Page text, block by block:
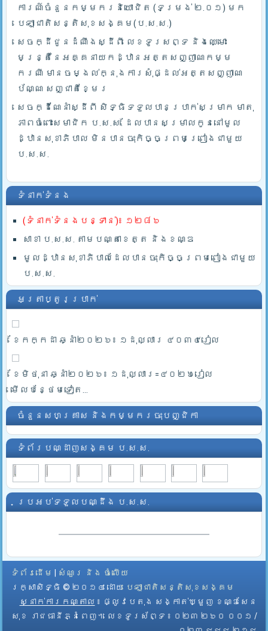
ការណ៍ចំនួនកម្មករនិយោជិត (ទម្រង់ ២.០១) មក
បេឡាជាតិសន្តិសុខសង្គម(ប.ស.ស.)
សេចក្ដីជូនដំណឹងស្ដីពី លេខទូរសព្ទ និងឈ្មោះ
មន្រ្តីនៃអគ្គនាយកដ្ឋានអត្តសញ្ញាណកម្ម
ករណី មានចម្ងល់ក្នុងការសុំផ្ដល់អត្តសញ្ញាណ
ប័ណ្ណ សញ្ជាតិខ្មែរ
សេចក្ដីណែនាំស្ដីពី សិទ្ធិទទួលបានប្រាក់សម្រាក មាតុ
ភាពចំពោះសមាជិក ប.ស.ស. ដែលបានសម្រាលកូននៅមូល
ដ្ឋានសុខាភិបាល មិនបានចុះកិច្ចព្រមព្រៀងជាមួយ
ប.ស.ស.
ទំនាក់ទំនង
(ទំនាក់ទំនងបន្ទាន់)៖ ១២៨៦
សាខា ប.ស.ស. តាមបណ្តាខេត្ត និងខណ្ឌ
មូលដ្ឋានសុខាភិបាលដែលបានចុះកិច្ចព្រមពៀងជាមួយ
ប.ស.ស.
អត្រាប្តូរប្រាក់
ខែកក្កដា ឆ្នាំ២០២៦៖ ១ដុល្លារ ៤០៣៤រៀល
ខែមិថុនា ឆ្នាំ២០២៦៖ ១ដុល្លារ=៤០២៦រៀល
មើលបន្ថែមទៀត...
ចំនួនសហគ្រាស និងកម្មករចុះបញ្ជិកា
ទំព័របណ្ដាញសង្គម ប.ស.ស.
ប្រអប់ទទួលបណ្ដឹង ប.ស.ស.
ទំព័រដើម
សំណួរ និង ចំលើយ
រក្សាសិទ្ធិ © ២០១៤ ដោយ​ បេឡាជាតិសន្តិសុខសង្គម
ស្នាក់ការកណ្តាល ៖ ផ្លូវបេតុង សង្កាត់ឃ្មួញ ខណ្ឌសែន
សុខ រាជធានីភ្នំពេញ។ លេខទូរស័ព្ទ ៖ ០២៣ ២៦០ ០០១ /